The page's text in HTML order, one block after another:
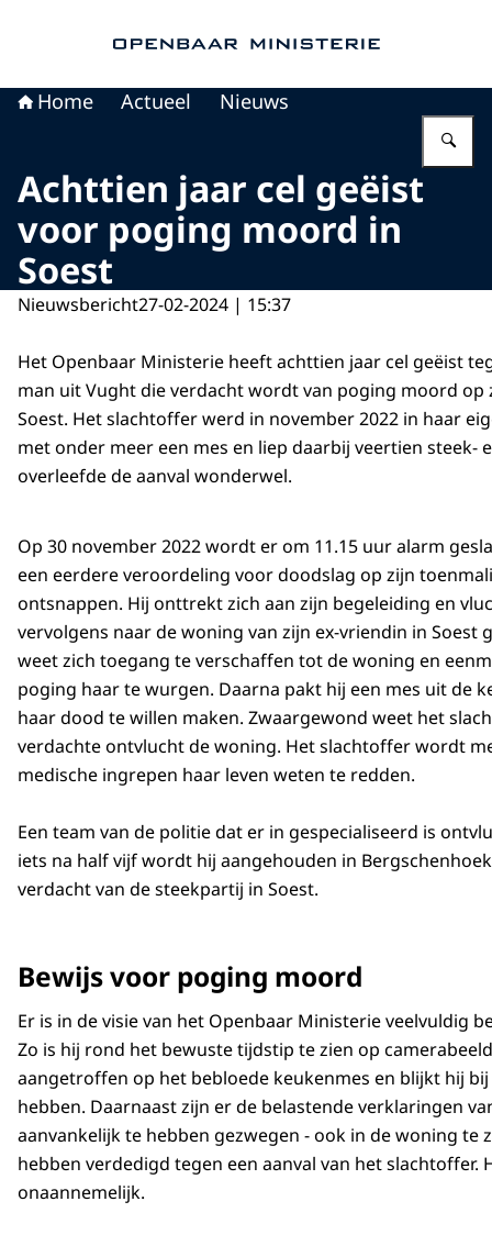
Home Actueel Nieuws
Achttien jaar cel geëist
voor poging moord in
Soest
Nieuwsbericht27-02-2024 | 15:37
Het Openbaar Ministerie heeft achttien jaar cel geëist
man uit Vught die verdacht wordt van poging moord op
Soest. Het slachtoffer werd in november 2022 in haar
met onder meer een mes en liep daarbij veertien steek-
overleefde de aanval wonderwel.
Op 30 november 2022 wordt er om 11.15 uur alarm
een eerdere veroordeling voor doodslag op zijn
ontsnappen. Hij onttrekt zich aan zijn begeleiding en
vervolgens naar de woning van zijn ex-vriendin in
weet zich toegang te verschaffen tot de woning en
poging haar te wurgen. Daarna pakt hij een mes uit de
haar dood te willen maken. Zwaargewond weet het
verdachte ontvlucht de woning. Het slachtoffer wordt
medische ingrepen haar leven weten te redden.
Een team van de politie dat er in gespecialiseerd is
iets na half vijf wordt hij aangehouden in
verdacht van de steekpartij in Soest.
Bewijs voor poging moord
Er is in de visie van het Openbaar Ministerie veelvuldig
Zo is hij rond het bewuste tijdstip te zien op
aangetroffen op het bebloede keukenmes en blijkt hij
hebben. Daarnaast zijn er de belastende verklaringen
aanvankelijk te hebben gezwegen - ook in de woning
hebben verdedigd tegen een aanval van het
onaannemelijk.